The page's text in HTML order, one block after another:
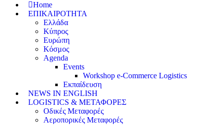
Home
ΕΠΙΚΑΙΡΟΤΗΤΑ
Ελλάδα
Κύπρος
Ευρώπη
Κόσμος
Agenda
Events
Workshop e-Commerce Logistics
Εκπαίδευση
NEWS IN ENGLISH
LOGISTICS & ΜΕΤΑΦΟΡΕΣ
Οδικές Μεταφορές
Αεροπορικές Μεταφορές